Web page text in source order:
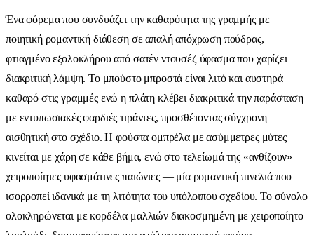
Ένα φόρεμα που συνδυάζει την καθαρότητα της γραμμής με
ποιητική ρομαντική διάθεση σε απαλή απόχρωση πούδρας,
φτιαγμένο εξολοκλήρου από σατέν ντουσέζ ύφασμα που χαρίζει
διακριτική λάμψη. Το μπούστο μπροστά είναι λιτό και αυστηρά
καθαρό στις γραμμές ενώ η πλάτη κλέβει διακριτικά την παράσταση
με εντυπωσιακές φαρδιές τιράντες, προσθέτοντας σύγχρονη
αισθητική στο σχέδιο. Η φούστα ομπρέλα με ασύμμετρες μύτες
κινείται με χάρη σε κάθε βήμα, ενώ στο τελείωμά της «ανθίζουν»
χειροποίητες υφασμάτινες παιώνιες — μία ρομαντική πινελιά που
ισορροπεί ιδανικά με τη λιτότητα του υπόλοιπου σχεδίου. Το σύνολο
ολοκληρώνεται με κορδέλα μαλλιών διακοσμημένη με χειροποίητο